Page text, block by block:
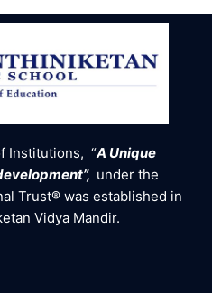
Institutions, “A Unique
under the
Trust® was established in
Vidya Mandir.